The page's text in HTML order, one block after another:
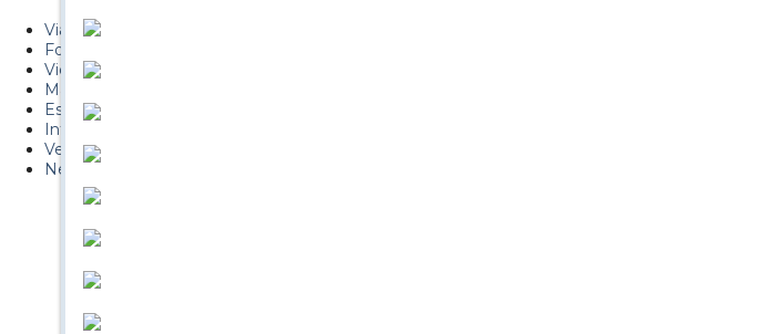
Viajes
Fotos
Videos
Material
Esquí Pro
Infonieve
Verano
Nevalog